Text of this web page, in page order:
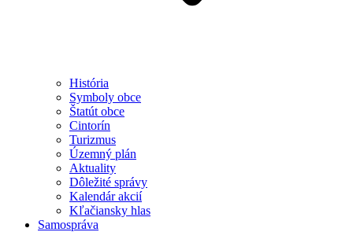
História
Symboly obce
Štatút obce
Cintorín
Turizmus
Územný plán
Aktuality
Dôležité správy
Kalendár akcií
Kľačiansky hlas
Samospráva